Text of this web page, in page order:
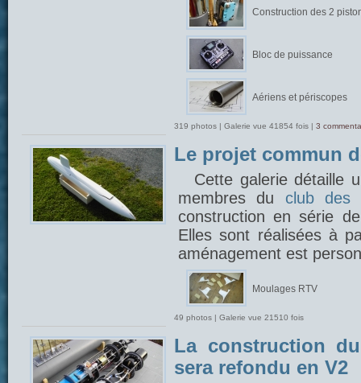
Construction des 2
Bloc de puissance
Aériens et périscopes
319 photos | Galerie vue 41854 fois | 3
Le projet commun
Cette galerie détaille
membres du club des
construction en série
Elles sont réalisées à
aménagement est
Moulages RTV
49 photos | Galerie vue 21510 fois
La construction
sera refondu en V2